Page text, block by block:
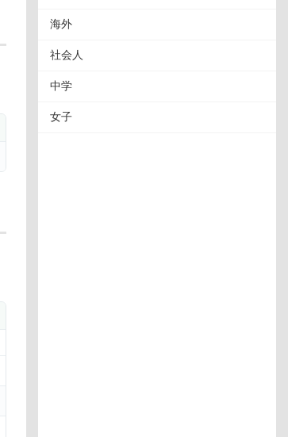
海外
社会人
中学
女子